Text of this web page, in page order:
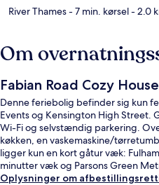
River Thames- 7 min. kørsel- 2.0
Om
Fabian Road Cozy
Denne feriebolig befinder sig kun
Events og Kensington High Street.
Wi-Fi og selvstændig parkering.
køkken, en vaskemaskine/
ligger kun en kort gåtur væk:
minutter væk og Parsons Green
Oplysninger om